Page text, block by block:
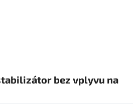
bez vplyvu na